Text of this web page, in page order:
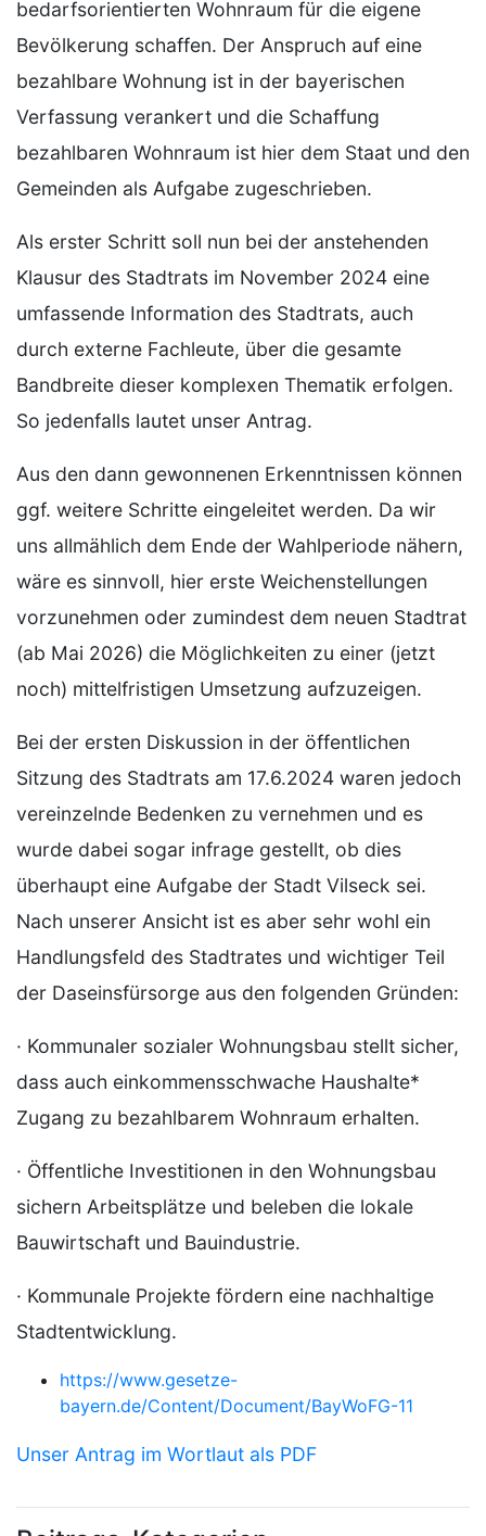
bedarfsorientierten Wohnraum für die eigene
Bevölkerung schaffen. Der Anspruch auf eine
bezahlbare Wohnung ist in der bayerischen
Verfassung verankert und die Schaffung
bezahlbaren Wohnraum ist hier dem Staat und den
Gemeinden als Aufgabe zugeschrieben.
Als erster Schritt soll nun bei der anstehenden
Klausur des Stadtrats im November 2024 eine
umfassende Information des Stadtrats, auch
durch externe Fachleute, über die gesamte
Bandbreite dieser komplexen Thematik erfolgen.
So jedenfalls lautet unser Antrag.
Aus den dann gewonnenen Erkenntnissen können
ggf. weitere Schritte eingeleitet werden. Da wir
uns allmählich dem Ende der Wahlperiode nähern,
wäre es sinnvoll, hier erste Weichenstellungen
vorzunehmen oder zumindest dem neuen Stadtrat
(ab Mai 2026) die Möglichkeiten zu einer (jetzt
noch) mittelfristigen Umsetzung aufzuzeigen.
Bei der ersten Diskussion in der öffentlichen
Sitzung des Stadtrats am 17.6.2024 waren jedoch
vereinzelnde Bedenken zu vernehmen und es
wurde dabei sogar infrage gestellt, ob dies
überhaupt eine Aufgabe der Stadt Vilseck sei.
Nach unserer Ansicht ist es aber sehr wohl ein
Handlungsfeld des Stadtrates und wichtiger Teil
der Daseinsfürsorge aus den folgenden Gründen:
· Kommunaler sozialer Wohnungsbau stellt sicher,
dass auch einkommensschwache Haushalte*
Zugang zu bezahlbarem Wohnraum erhalten.
· Öffentliche Investitionen in den Wohnungsbau
sichern Arbeitsplätze und beleben die lokale
Bauwirtschaft und Bauindustrie.
· Kommunale Projekte fördern eine nachhaltige
Stadtentwicklung.
https://www.gesetze-
bayern.de/Content/Document/BayWoFG-11
Unser Antrag im Wortlaut als PDF